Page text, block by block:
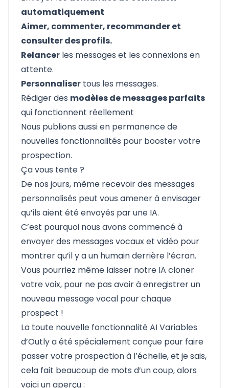
automatiquement
Aimer, commenter, recommander et
consulter des profils.
Relancer les messages et les connexions en
attente.
Personnaliser tous les messages.
Rédiger des modèles de messages parfaits
qui fonctionnent réellement
Nous publions aussi en permanence de
nouvelles fonctionnalités pour booster votre
prospection.
Ça vous tente ?
De nos jours, même recevoir des messages
personnalisés peut vous amener à envisager
qu’ils aient été envoyés par une IA.
C’est pourquoi nous avons commencé à
envoyer des messages vocaux et vidéo pour
montrer qu’il y a un humain derrière l’écran.
Vous pourriez même laisser notre IA cloner
votre voix, pour ne pas avoir à enregistrer un
nouveau message vocal pour chaque
prospect !
La toute nouvelle fonctionnalité AI Variables
d’Outly a été spécialement conçue pour faire
passer votre prospection à l’échelle, et je sais,
cela fait beaucoup de mots d’un coup, alors
voici un aperçu :